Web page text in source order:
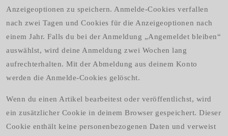
Anzeigeoptionen zu speichern. Anmelde-Cookies verfallen
nach zwei Tagen und Cookies für die Anzeigeoptionen nach
einem Jahr. Falls du bei der Anmeldung „Angemeldet bleiben“
auswählst, wird deine Anmeldung zwei Wochen lang
aufrechterhalten. Mit der Abmeldung aus deinem Konto
werden die Anmelde-Cookies gelöscht.
Wenn du einen Artikel bearbeitest oder veröffentlichst, wird
ein zusätzlicher Cookie in deinem Browser gespeichert. Dieser
Cookie enthält keine personenbezogenen Daten und verweist